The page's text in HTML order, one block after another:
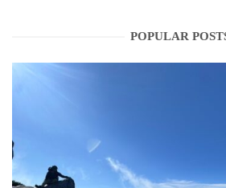
POPULAR